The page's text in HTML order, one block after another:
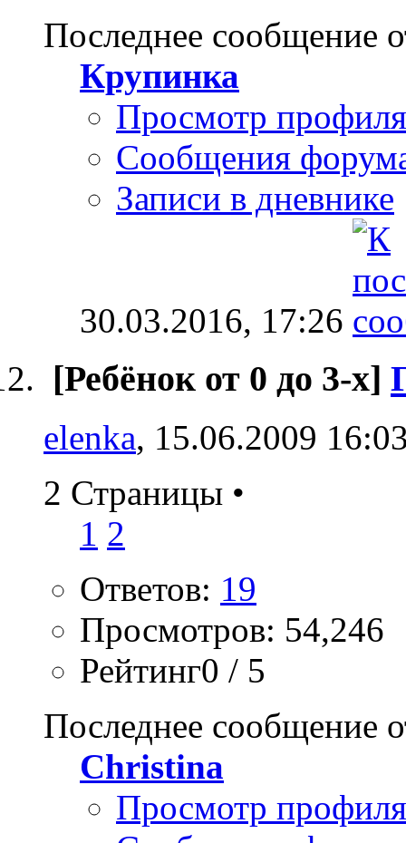
Последнее сообщение
Крупинка
Просмотр профиля
Сообщения
Записи в дневнике
30.03.2016, 17:26
[Ребёнок от 0 до 3-х]
elenka, 15.06.2009
2 Страницы •
1 2
Ответов: 19
Просмотров: 54,246
Рейтинг0 / 5
Последнее сообщение
Christina
Просмотр профиля